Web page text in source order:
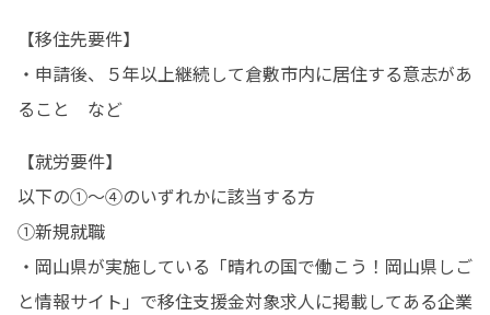
【移住先要件】
・申請後、５年以上継続して倉敷市内に居住する意志があ
ること　など
【就労要件】
以下の①〜④のいずれかに該当する方
①新規就職
・岡山県が実施している「晴れの国で働こう！岡山県しご
と情報サイト」で移住支援金対象求人に掲載してある企業